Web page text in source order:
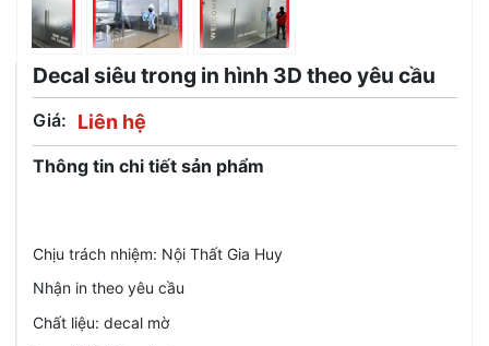
Decal siêu trong in hình 3D theo yêu cầu
Giá: Liên hệ
Thông tin chi tiết sản phẩm
Chịu trách nhiệm: Nội Thất Gia Huy
Nhận in theo yêu cầu
Chất liệu: decal mờ